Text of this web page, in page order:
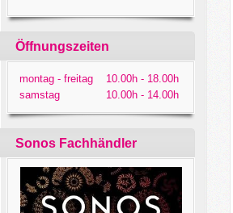
Öffnungszeiten
montag - freitag
10.00h - 18.00h
samstag
10.00h - 14.00h
Sonos Fachhändler